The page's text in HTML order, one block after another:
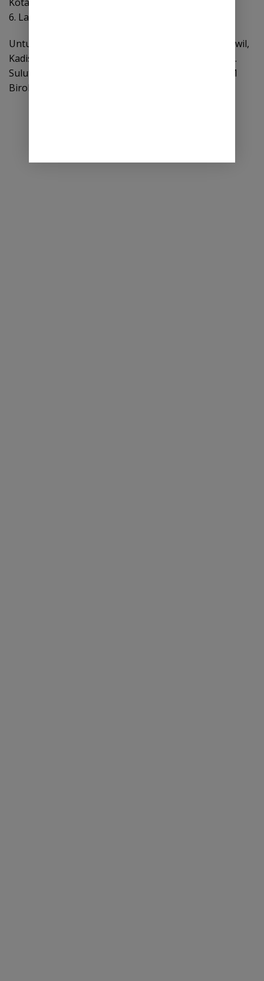
6. Lain-lain
Untuk OPD lainnya seperti Kadis PU, Kadis Kimpraswil,
Kadis LH dll dapat diisi oleh SDM Birokrat Pemprop.
Sulut dengan tetap membuka peluang kepada SDM
Birokrat Pemda Kab/ Kota. (*/tem)